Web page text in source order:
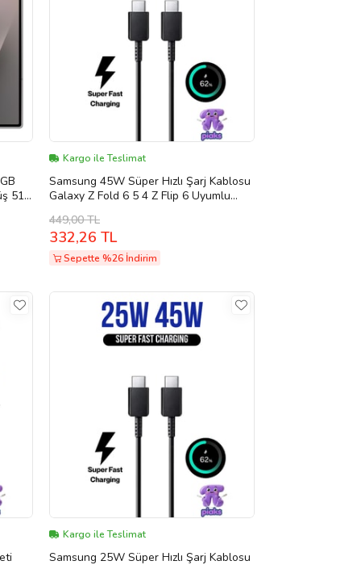
512
Kargo ile Teslimat
Samsung 45W Süper Hızlı Şarj Kablosu
Galaxy Z Fold 6 5 4 Z Flip 6 Uyumlu
5A Şarj Kablosu
449,00 TL
332,26 TL
Sepette %26 İndirim
Kargo ile Teslimat
Samsung 25W Süper Hızlı Şarj Kablosu